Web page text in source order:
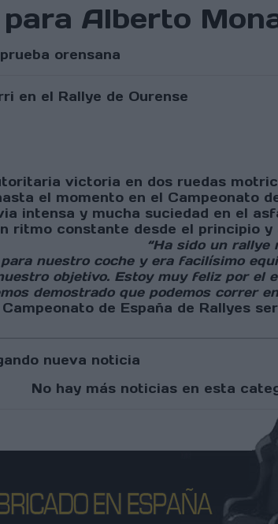
Alberto
orensana
victoria en dos ruedas
hasta el momento en el
intensa y mucha suciedad en el
constante desde el principio
su carrera. “Ha sido un rallye
nuestro coche y era facilísimo
objetivo. Estoy muy feliz por el
demostrado que podemos correr en
de España de Rallyes será el
nueva noticia
No hay más noticias en esta